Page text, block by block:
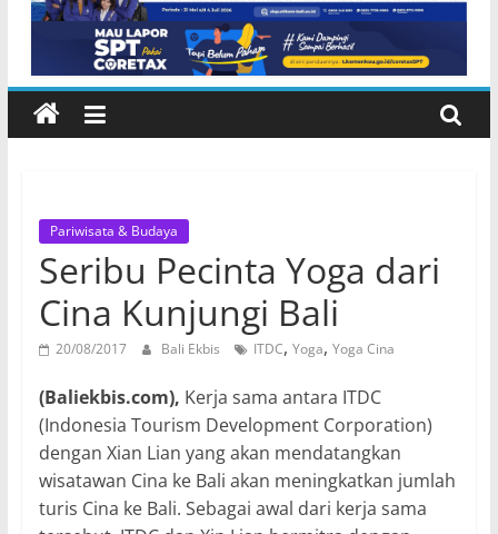
ASN
Pariwisata & Budaya
Seribu Pecinta Yoga dari
Cina Kunjungi Bali
20/08/2017 Bali Ekbis ITDC, Yoga, Yoga Cina
(Baliekbis.com), Kerja sama antara ITDC
(Indonesia Tourism Development Corporation)
dengan Xian Lian yang akan mendatangkan
wisatawan Cina ke Bali akan meningkatkan jumlah
turis Cina ke Bali. Sebagai awal dari kerja sama